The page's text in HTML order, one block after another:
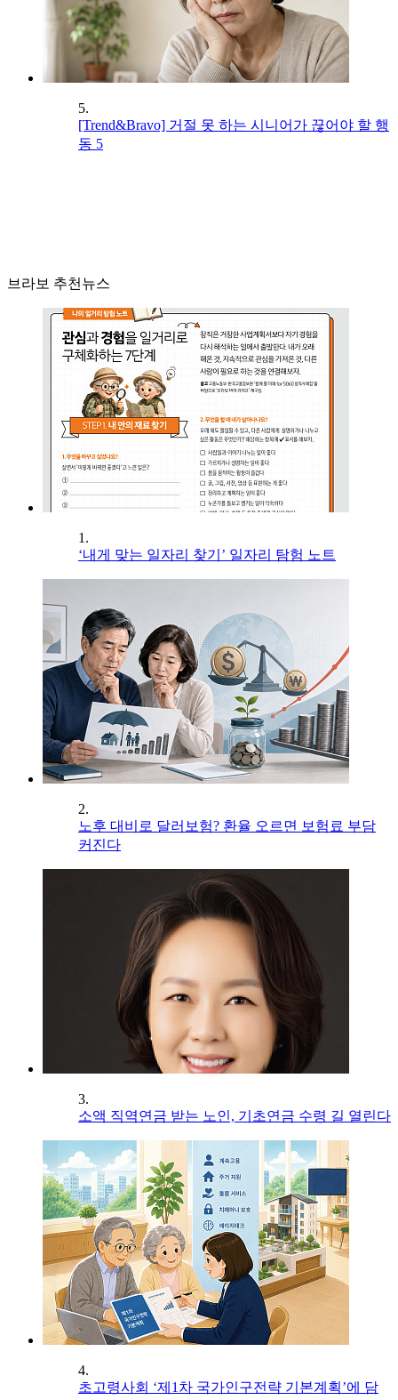
5.
[Trend&Bravo] 거절 못 하는 시니어가 끊어야 할 행
동 5
브라보 추천뉴스
1.
‘내게 맞는 일자리 찾기’ 일자리 탐험 노트
2.
노후 대비로 달러보험? 환율 오르면 보험료 부담
커진다
3.
소액 직역연금 받는 노인, 기초연금 수령 길 열린다
4.
초고령사회 ‘제1차 국가인구전략 기본계획’에 담